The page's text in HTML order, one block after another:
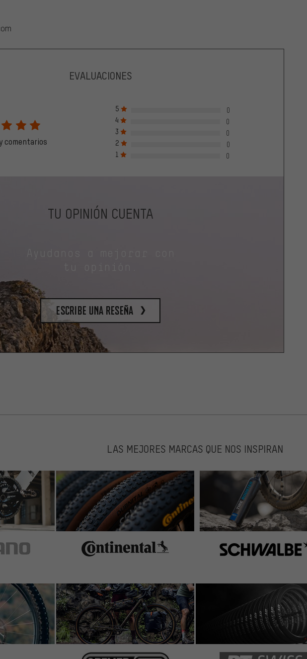
EVALUACIONES
comentarios
5
0
4
0
3
0
2
0
1
0
TU OPINIÓN CUENTA
tu opinión.
escribe una reseña
LAS MEJORES MARCAS QUE NOS INSPIRAN